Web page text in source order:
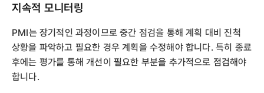
지속적 모니터링
PMI는 장기적인 과정이므로 중간 점검을 통해 계획 대비 진척
상황을 파악하고 필요한 경우 계획을 수정해야 합니다. 특히 종료
후에는 평가를 통해 개선이 필요한 부분을 추가적으로 점검해야
합니다.